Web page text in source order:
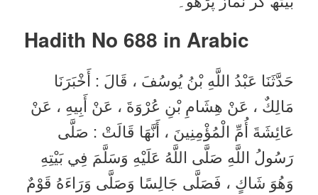
Hadith No 688 in Arabic
حَدَّثَنَا عَبْدُ اللَّهِ بْنُ يُوسُفَ ، قَالَ : أَخْبَرَنَا
مَالِكٌ ، عَنْ هِشَامِ بْنِ عُرْوَةَ ، عَنْ أَبِيهِ ، عَنْ
عَائِشَةَ أُمِّ الْمُؤْمِنِينَ ، أَنَّهَا قَالَتْ : صَلَّى
رَسُولُ اللَّهِ صَلَّى اللَّهُ عَلَيْهِ وَسَلَّمَ فِي بَيْتِهِ
وَهُوَ شَاكٍ ، فَصَلَّى جَالِسًا وَصَلَّى وَرَاءَهُ قَوْمٌ